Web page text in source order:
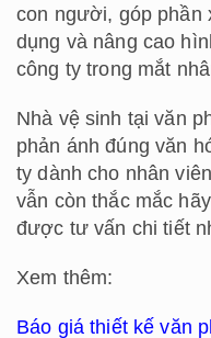
con người, góp phần
dụng và nâng cao
công ty trong mắt
Nhà vệ sinh tại văn
phản ánh đúng văn
ty dành cho nhân
vẫn còn thắc mắc
được tư vấn chi tiết
Xem thêm:
Báo giá thiết kế văn